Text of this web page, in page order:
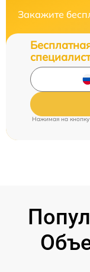
Закажите
Нажимая на